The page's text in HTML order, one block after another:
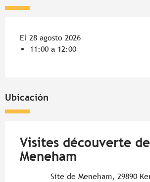
El 28 agosto 2026
11:00 a 12:00
Ubicación
Visites découverte de
Meneham
Site de Meneham, 29890